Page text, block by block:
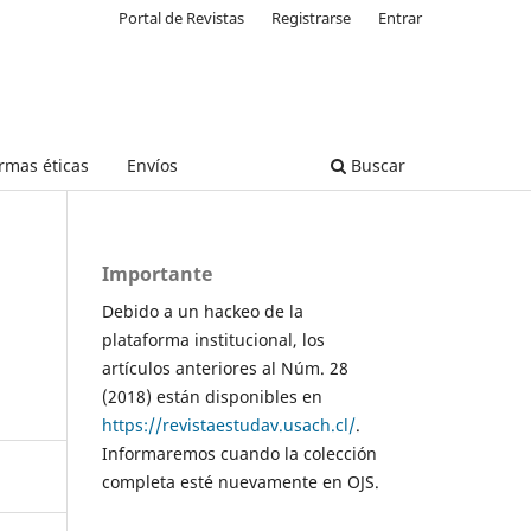
éticas Envíos Buscar
Portal de Revistas Registrarse Entrar
Importante
Debido a un hackeo de la
plataforma institucional, los
artículos anteriores al Núm. 28
(2018) están disponibles en
https://revistaestudav.usach.cl/.
Informaremos cuando la colección
completa esté nuevamente en OJS.